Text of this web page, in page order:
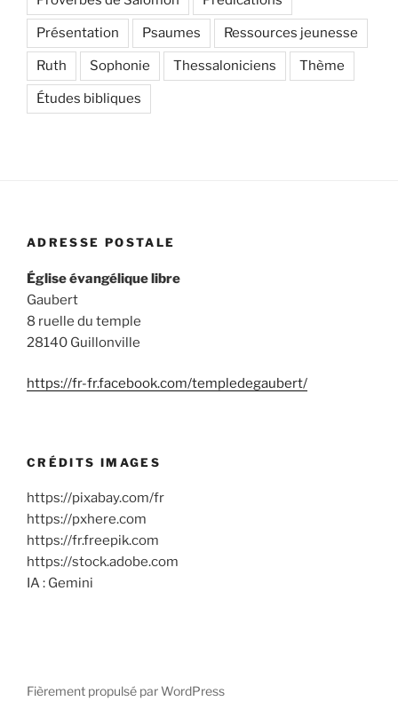
Présentation Psaumes Ressources jeunesse
Ruth Sophonie Thessaloniciens Thème
Études bibliques
ADRESSE POSTALE
Église évangélique libre
Gaubert
8 ruelle du temple
28140 Guillonville
https://fr-fr.facebook.com/templedegaubert/
CRÉDITS IMAGES
https://pixabay.com/fr
https://pxhere.com
https://fr.freepik.com
https://stock.adobe.com
IA : Gemini
Fièrement propulsé par WordPress